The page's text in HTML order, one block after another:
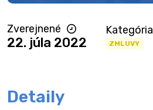
Zverejnené
22. júla 2022
Kategória
ZMLUVY
Detaily